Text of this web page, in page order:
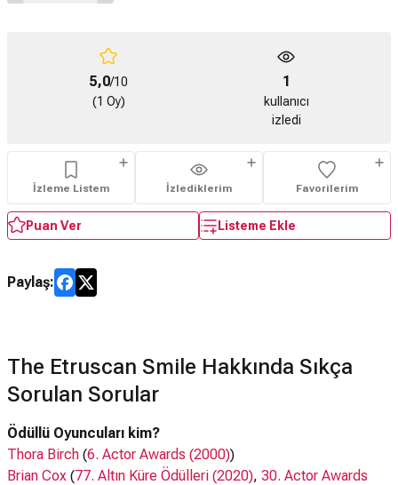
5,0/10
(1 Oy)
1
kullanıcı
izledi
İzleme Listem İzlediklerim Favorilerim
Puan Ver Listeme Ekle
Paylaş:
The Etruscan Smile Hakkında Sıkça
Sorulan Sorular
Ödüllü Oyuncuları kim?
Thora Birch (6. Actor Awards (2000))
Brian Cox (77. Altın Küre Ödülleri (2020), 30. Actor Awards